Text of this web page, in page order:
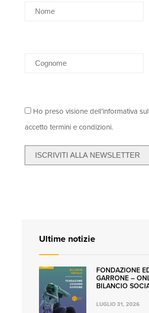
Ho preso visione dell’informativa
accetto termini e condizioni.
ISCRIVITI ALLA NEWSLETTER
Ultime notizie
FONDAZIONE
GARRONE –
BILANCIO
LUGLIO 31, 2026